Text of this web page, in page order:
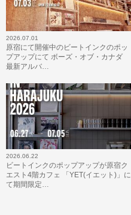
2026.07.01
原宿にて開催中のビートインクのポッ
プアップにて ボーズ・オブ・カナダ
最新アルバ…
2026.06.22
ビートインクのポップアップが原宿ク
エスト4階カフェ 「YET(イエット)」に
て期間限定…